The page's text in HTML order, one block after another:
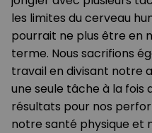
les limites du cerveau
pourrait ne plus être en
terme. Nous sacrifions
travail en divisant notre
une seule tâche à la fois
résultats pour nos
notre santé physique et